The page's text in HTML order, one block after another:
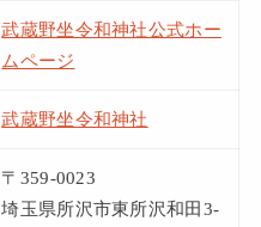
武蔵野坐令和神社公式ホー
ムページ
武蔵野坐令和神社
〒359-0023
埼玉県所沢市東所沢和田3-